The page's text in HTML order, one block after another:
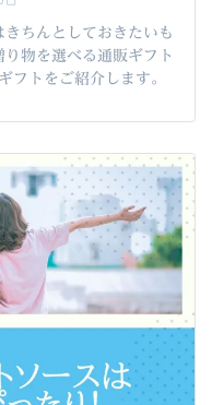
ちんとしておきたいも
物を選べる通販ギフト
フトをご紹介します。